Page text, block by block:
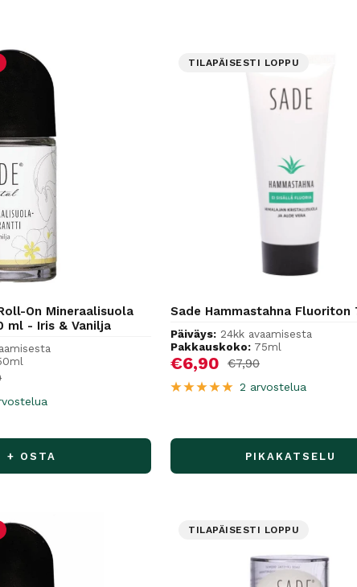
On Mineraalisuola
ml - Iris & Vanilja
+ OSTA
TILAPÄISESTI LOPPU
Sade Hammastahna Fluoriton
Päiväys: 24kk avaamisesta
Pakkauskoko: 75ml
Alennushinta
€6,90 Normaalihinta
€7,90
2 arvostelua
PIKAKATSELU
TILAPÄISESTI LOPPU